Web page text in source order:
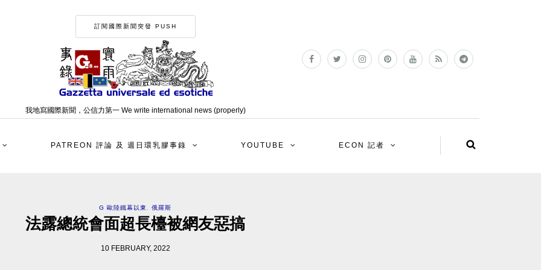
訂閱國際新聞突發 PUSH
我地寫國際新聞，公信力第一 We write international news (properly)
PATREON 評論 及 週日環乳膠事錄 YOUTUBE ECON 記者
G 歐陸鐵幕以東 俄羅斯
法露總統會面超長檯被網友惡搞
10 FEBRUARY, 2022